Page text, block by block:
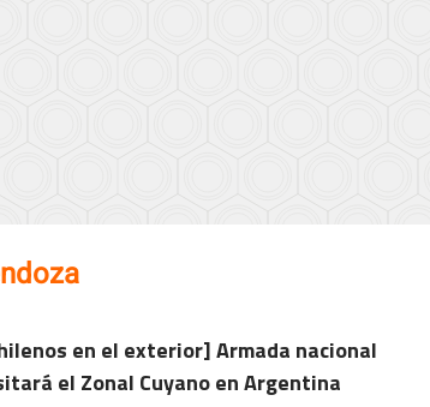
en el exterior] Armada nacional
el Zonal Cuyano en Argentina